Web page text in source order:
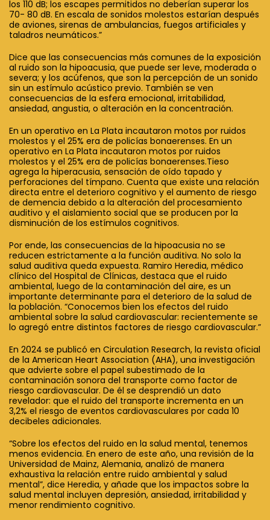
los 110 dB; los escapes permitidos no deberían superar los
70- 80 dB. En escala de sonidos molestos estarían después
de aviones, sirenas de ambulancias, fuegos artificiales y
taladros neumáticos.”
Dice que las consecuencias más comunes de la exposición
al ruido son la hipoacusia, que puede ser leve, moderada o
severa; y los acúfenos, que son la percepción de un sonido
sin un estímulo acústico previo. También se ven
consecuencias de la esfera emocional, irritabilidad,
ansiedad, angustia, o alteración en la concentración.
En un operativo en La Plata incautaron motos por ruidos
molestos y el 25% era de policías bonaerenses. En un
operativo en La Plata incautaron motos por ruidos
molestos y el 25% era de policías bonaerenses.Tieso
agrega la hiperacusia, sensación de oído tapado y
perforaciones del tímpano. Cuenta que existe una relación
directa entre el deterioro cognitivo y el aumento de riesgo
de demencia debido a la alteración del procesamiento
auditivo y el aislamiento social que se producen por la
disminución de los estímulos cognitivos.
Por ende, las consecuencias de la hipoacusia no se
reducen estrictamente a la función auditiva. No solo la
salud auditiva queda expuesta. Ramiro Heredia, médico
clínico del Hospital de Clínicas, destaca que el ruido
ambiental, luego de la contaminación del aire, es un
importante determinante para el deterioro de la salud de
la población. “Conocemos bien los efectos del ruido
ambiental sobre la salud cardiovascular: recientemente se
lo agregó entre distintos factores de riesgo cardiovascular.”
En 2024 se publicó en Circulation Research, la revista oficial
de la American Heart Association (AHA), una investigación
que advierte sobre el papel subestimado de la
contaminación sonora del transporte como factor de
riesgo cardiovascular. De él se desprendió un dato
revelador: que el ruido del transporte incrementa en un
3,2% el riesgo de eventos cardiovasculares por cada 10
decibeles adicionales.
“Sobre los efectos del ruido en la salud mental, tenemos
menos evidencia. En enero de este año, una revisión de la
Universidad de Mainz, Alemania, analizó de manera
exhaustiva la relación entre ruido ambiental y salud
mental”, dice Heredia, y añade que los impactos sobre la
salud mental incluyen depresión, ansiedad, irritabilidad y
menor rendimiento cognitivo.